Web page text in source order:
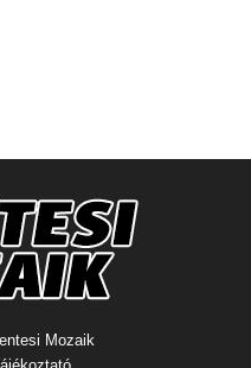
Mozaik